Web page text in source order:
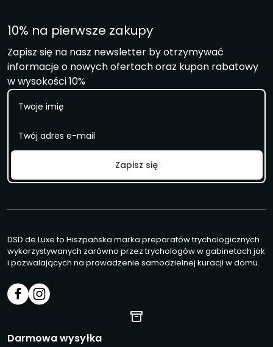
10% na pierwsze zakupy
Zapisz się na nasz newsletter by otrzymywać
informacje o nowych ofertach oraz kupon rabatowy
w wysokości 10%
m
m
a
l
*
Zapisz się
DSD de Luxe to Hiszpańska marka preparatów trychologicznych
wykorzystywanych zarówno przez trychologów w gabinetach jak
i pozwalających na prowadzenie samodzielnej kuracji w domu.
Darmowa wysyłka